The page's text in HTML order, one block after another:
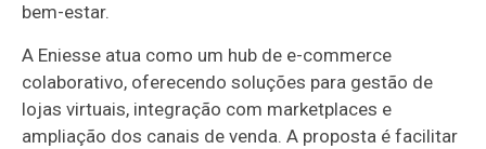
bem-estar.
A Eniesse atua como um hub de e-commerce
colaborativo, oferecendo soluções para gestão de
lojas virtuais, integração com marketplaces e
ampliação dos canais de venda. A proposta é facilitar